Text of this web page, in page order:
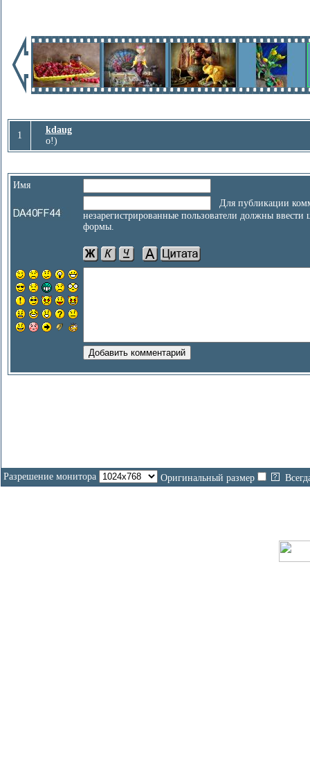
1
kdaug
о!)
Имя
Для публикации
незарегистрированные пользователи должны
формы.
Разрешение монитора Оригинальный размер